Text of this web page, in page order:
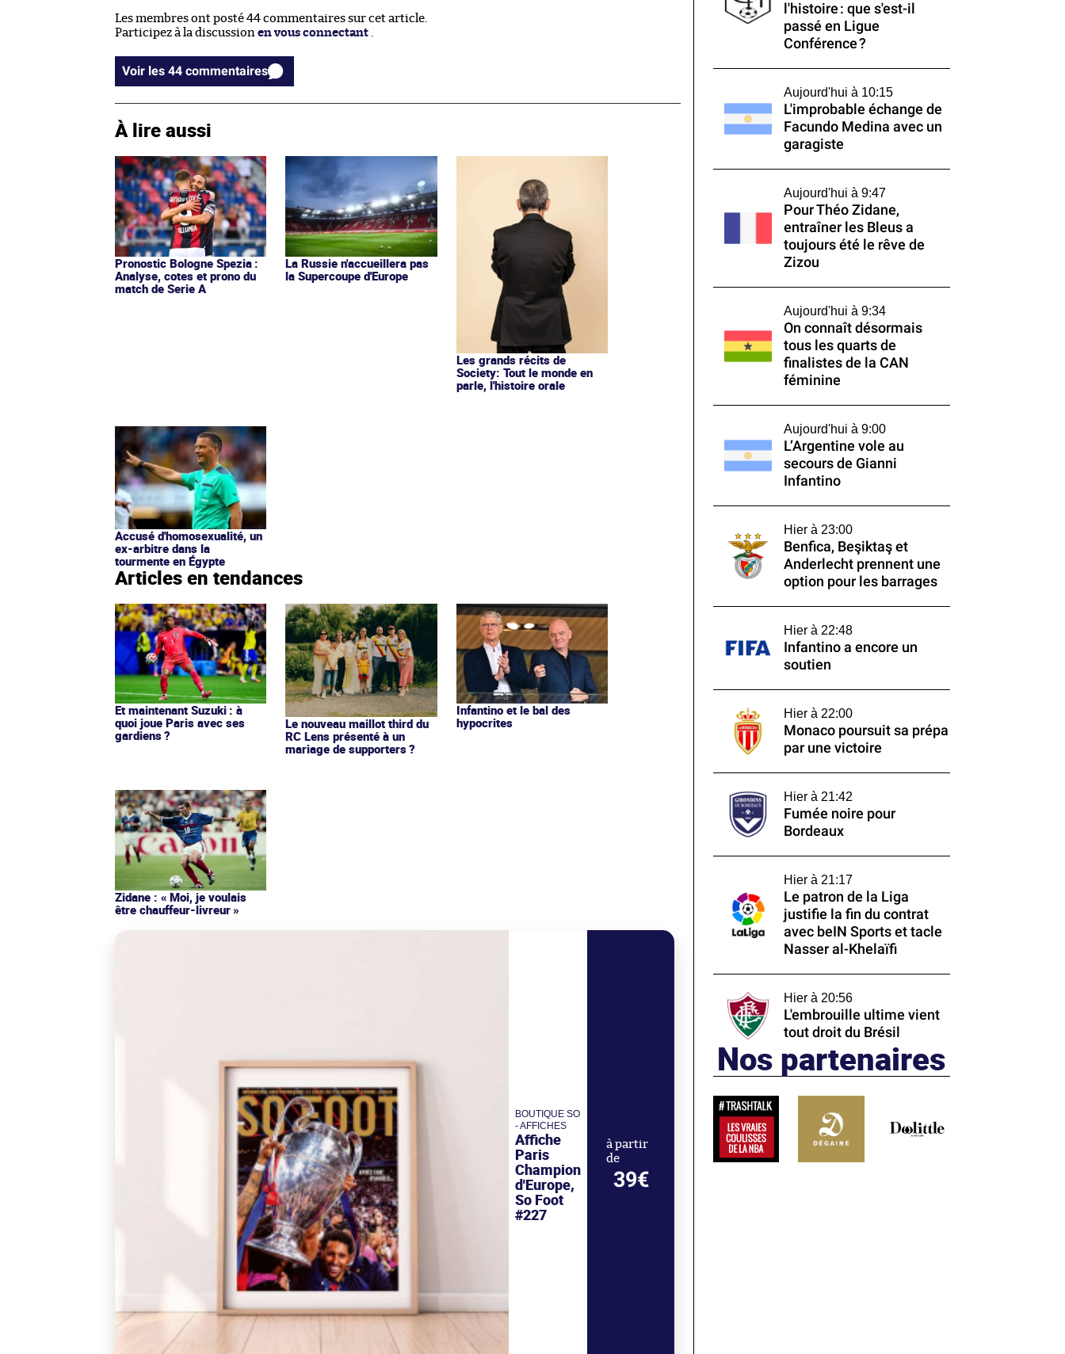
Les membres ont posté 44 commentaires sur cet article.
Participez à la discussion en vous connectant .
Voir les 44 commentaires
À lire aussi
Pronostic Bologne Spezia :
Analyse, cotes et prono du
match de Serie A
La Russie n'accueillera pas
la Supercoupe d'Europe
Les grands récits de
Society: Tout le monde en
parle, l'histoire orale
Accusé d'homosexualité, un
ex-arbitre dans la
tourmente en Égypte
Articles en tendances
Et maintenant Suzuki : à
quoi joue Paris avec ses
gardiens ?
Le nouveau maillot third du
RC Lens présenté à un
mariage de supporters ?
Infantino et le bal des
hypocrites
Zidane : « Moi, je voulais
être chauffeur-livreur »
BOUTIQUE SO
- AFFICHES
Affiche
Paris
Champion
d'Europe,
So Foot
#227
à partir
de
39€
l'histoire : que s'est-il
passé en Ligue
Conférence ?
Aujourd'hui à 10:15
L'improbable échange de
Facundo Medina avec un
garagiste
Aujourd'hui à 9:47
Pour Théo Zidane,
entraîner les Bleus a
toujours été le rêve de
Zizou
Aujourd'hui à 9:34
On connaît désormais
tous les quarts de
finalistes de la CAN
féminine
Aujourd'hui à 9:00
L’Argentine vole au
secours de Gianni
Infantino
Hier à 23:00
Benfica, Beşiktaş et
Anderlecht prennent une
option pour les barrages
Hier à 22:48
Infantino a encore un
soutien
Hier à 22:00
Monaco poursuit sa prépa
par une victoire
Hier à 21:42
Fumée noire pour
Bordeaux
Hier à 21:17
Le patron de la Liga
justifie la fin du contrat
avec beIN Sports et tacle
Nasser al-Khelaïfi
Hier à 20:56
L'embrouille ultime vient
tout droit du Brésil
Nos partenaires